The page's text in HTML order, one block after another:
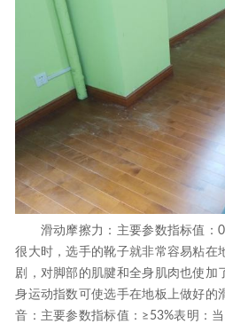
滑动摩擦力：主要参数指标值：
很大时，选手的靴子就非常容易粘在
剧，对脚部的肌腱和全身肌肉也使加
身运动指数可使选手在地板上做好的
音：主要参数指标值：≥53%表明：